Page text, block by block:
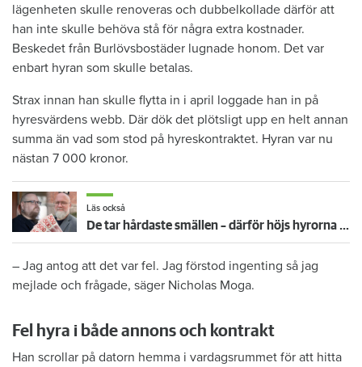
lägenheten skulle renoveras och dubbelkollade därför att
han inte skulle behöva stå för några extra kostnader.
Beskedet från Burlövsbostäder lugnade honom. Det var
enbart hyran som skulle betalas.
Strax innan han skulle flytta in i april loggade han in på
hyresvärdens webb. Där dök det plötsligt upp en helt annan
summa än vad som stod på hyreskontraktet. Hyran var nu
nästan 7 000 kronor.
Läs också
De tar hårdaste smällen – därför höjs hyrorna mest för sydskånska hyresgäster
– Jag antog att det var fel. Jag förstod ingenting så jag
mejlade och frågade, säger Nicholas Moga.
Fel hyra i både annons och kontrakt
Han scrollar på datorn hemma i vardagsrummet för att hitta